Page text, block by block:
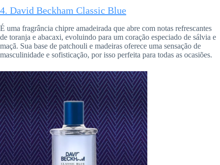
4. David Beckham Classic Blue
É uma fragrância chipre amadeirada que abre com notas refrescantes
de toranja e abacaxi, evoluindo para um coração especiado de sálvia e
maçã. Sua base de patchouli e madeiras oferece uma sensação de
masculinidade e sofisticação, por isso perfeita para todas as ocasiões.